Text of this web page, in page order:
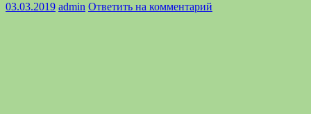
03.03.2019 admin Ответить на комментарий